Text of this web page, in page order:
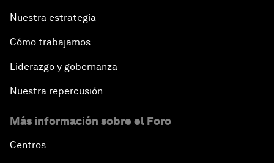
Nuestra estrategia
Cómo trabajamos
Liderazgo y gobernanza
Nuestra repercusión
Más información sobre el Foro
Centros